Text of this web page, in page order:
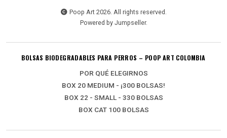
Poop Art 2026. All rights reserved.
Powered by Jumpseller.
BOLSAS BIODEGRADABLES PARA PERROS – POOP ART COLOMBIA
POR QUÉ ELEGIRNOS
BOX 20 MEDIUM - ¡300 BOLSAS!
BOX 22 - SMALL - 330 BOLSAS
BOX CAT 100 BOLSAS